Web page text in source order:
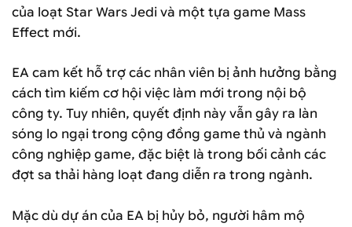
của loạt Star Wars Jedi và một tựa game Mass
Effect mới.
EA cam kết hỗ trợ các nhân viên bị ảnh hưởng bằng
cách tìm kiếm cơ hội việc làm mới trong nội bộ
công ty. Tuy nhiên, quyết định này vẫn gây ra làn
sóng lo ngại trong cộng đồng game thủ và ngành
công nghiệp game, đặc biệt là trong bối cảnh các
đợt sa thải hàng loạt đang diễn ra trong ngành.
Mặc dù dự án của EA bị hủy bỏ, người hâm mộ